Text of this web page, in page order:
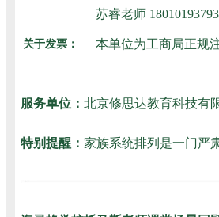
苏睿老师 180101
关于发票： 本单位为工商局正规
服务单位： 北京修思达教育科技有
特别提醒： 家族系统排列是一门严